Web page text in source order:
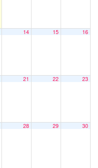
14 15 16
21 22 23
28 29 30